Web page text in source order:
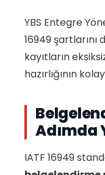
YBS Entegre
16949 şartlarını
kayıtların
hazırlığının
Adımda
IATF 16949